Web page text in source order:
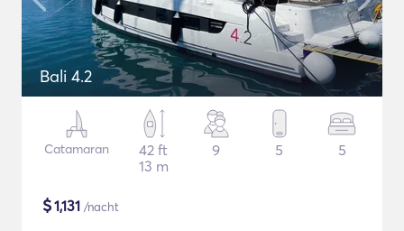
Bali 4.2
Catamaran
42 ft
13 m
9 5 5
$1,131 /nacht